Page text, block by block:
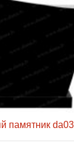
памятник